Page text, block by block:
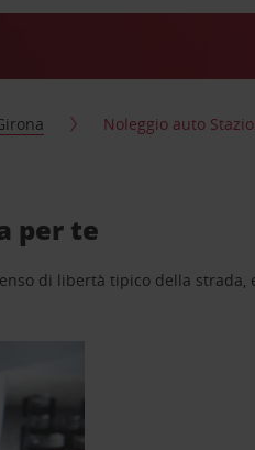
Noleggio auto
per te
di libertà tipico della strada,